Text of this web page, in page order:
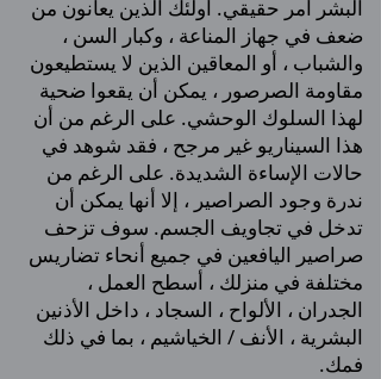
البشر أمر حقيقي. أولئك الذين يعانون من
ضعف في جهاز المناعة ، وكبار السن ،
والشباب ، أو المعاقين الذين لا يستطيعون
مقاومة الصرصور ، يمكن أن يقعوا ضحية
لهذا السلوك الوحشي. على الرغم من أن
هذا السيناريو غير مرجح ، فقد شوهد في
حالات الإساءة الشديدة. على الرغم من
ندرة وجود الصراصير ، إلا أنها يمكن أن
تدخل في تجاويف الجسم. سوف تزحف
صراصير اليافعين في جميع أنحاء تضاريس
مختلفة في منزلك ، أسطح العمل ،
الجدران ، الألواح ، السجاد ، داخل الأذنين
البشرية ، الأنف / الخياشيم ، بما في ذلك
فمك.